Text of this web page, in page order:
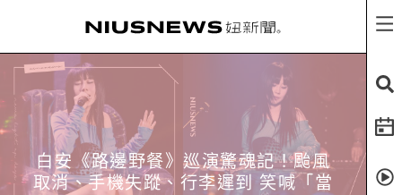
白安《路邊野餐》巡演驚魂記！颱風
取消、手機失蹤、行李遲到 笑喊「當